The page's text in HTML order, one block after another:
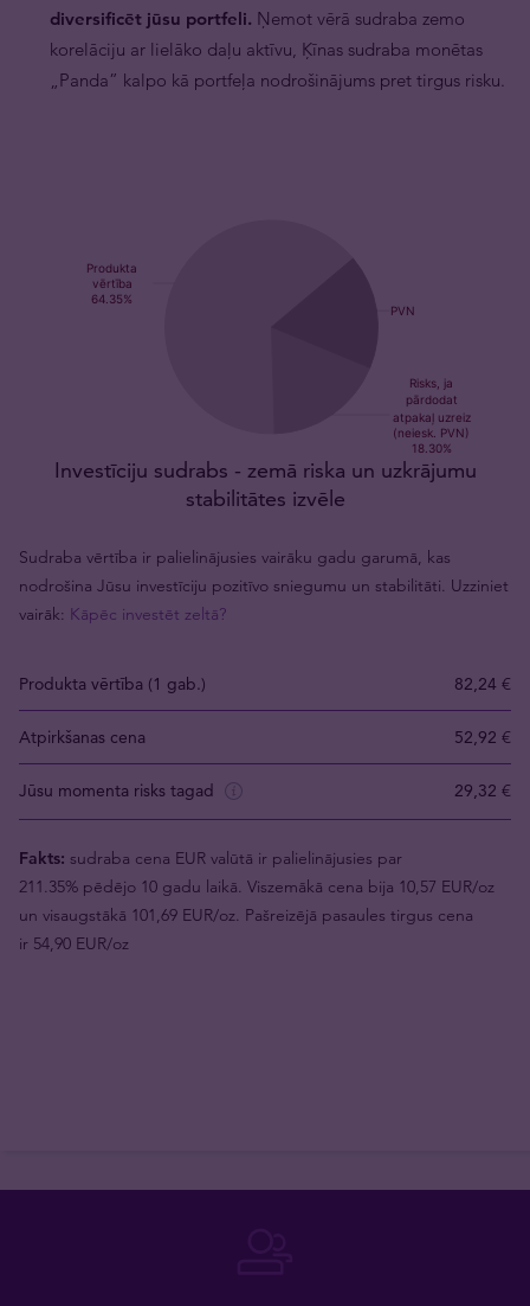
diversificēt jūsu portfeli. Ņemot vērā sudraba zemo
korelāciju ar lielāko daļu aktīvu, Ķīnas sudraba monētas
„Panda” kalpo kā portfeļa nodrošinājums pret tirgus risku.
Investīciju sudrabs - zemā riska un uzkrājumu
stabilitātes izvēle
Sudraba vērtība ir palielinājusies vairāku gadu garumā, kas
nodrošina Jūsu investīciju pozitīvo sniegumu un stabilitāti. Uzziniet
vairāk: Kāpēc investēt zeltā?
Produkta vērtība (1 gab.) 82,24 €
Atpirkšanas cena 52,92 €
Jūsu momenta risks tagad 29,32 €
Fakts: sudraba cena EUR valūtā ir palielinājusies par
211.35% pēdējo 10 gadu laikā. Viszemākā cena bija 10,57 EUR/oz
un visaugstākā 101,69 EUR/oz. Pašreizējā pasaules tirgus cena
ir 54,90 EUR/oz